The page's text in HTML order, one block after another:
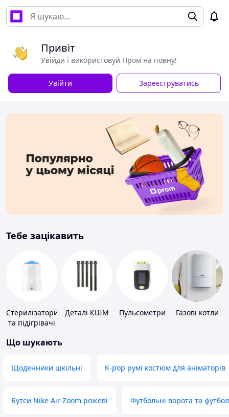
Привіт
Увійди і використовуй Пром на повну!
Увійти Зареєструватись
Тебе зацікавить
Стерилізатори
та підігрівачі
харчування
Деталі КШМ Пульсометри Газові котли
Що шукають
Щоденники шкільні K-pop румі костюм для аніматорів
Бутси Nike Air Zoom рожеві Футбольні ворота та